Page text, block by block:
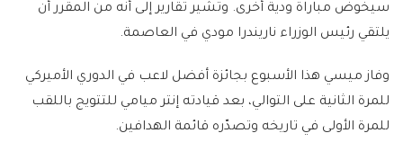
سيخوض مباراة ودية أخرى. وتشير تقارير إلى أنه من المقرر أن
يلتقي رئيس الوزراء ناريندرا مودي في العاصمة.
وفاز ميسي هذا الأسبوع بجائزة أفضل لاعب في الدوري الأميركي
للمرة الثانية على التوالي، بعد قيادته إنتر ميامي للتتويج باللقب
للمرة الأولى في تاريخه وتصدّره قائمة الهدافين.